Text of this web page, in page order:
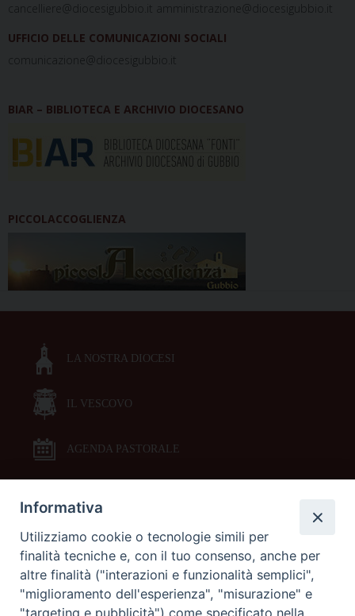
cancelliere@diocesigubbio.it amministrazione@diocesigubbio.it
UFFICIO DELLE COMUNICAZIONI SOCIALI
comunicazione@diocesigubbio.it
BIAR – BIBLIOTECA E ARCHIVIO DIOCESANO
PICCOLACCOGLIENZA
LA NOSTRA DIOCESI
IL VESCOVO
AGENDA PASTORALE
DOCUMENTI PASTORALI
ORARI MESSE
LITURGIA DELLE ORE
Informativa
Utilizziamo cookie o tecnologie simili per
finalità tecniche e, con il tuo consenso, anche per
altre finalità ("interazioni e funzionalità semplici",
"miglioramento dell'esperienza", "misurazione" e